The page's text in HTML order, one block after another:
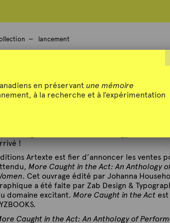
lancement
Lancement d'une nouvelle publication des
More Caught in the Act: An Anthology of
!
Artexte est fier d’annoncer les ventes
More Caught in the Act: An Anthology
. Cet ouvrage édité par Johanna
a été faite par Zab Design &
domaine excitant. More Caught in the Act
Caught in the Act: An Anthology of
en préservant une mémoire
à la recherche et à l’expérimentation